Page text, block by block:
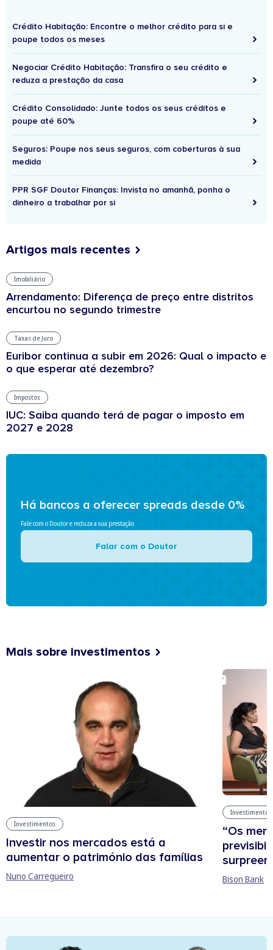
Crédito Habitação: Encontre o melhor crédito para si e
poupe todos os meses
Negociar Crédito Habitação: Transfira o seu crédito e
reduza a prestação da casa
Crédito Consolidado: Junte todos os seus créditos e
poupe até 60%
Seguros: Poupe nos seus seguros, com coberturas à sua
medida
PPR SGF Doutor Finanças: Invista no amanhã, ponha o
dinheiro a trabalhar por si
Artigos mais recentes
Imobiliário
Arrendamento: Diferença de preço entre distritos
encurtou no segundo trimestre
Taxas de Juro
Euribor continua a subir em 2026: Qual o impacto e
o que esperar até dezembro?
Impostos
IUC: Saiba quando terá de pagar o imposto em
2027 e 2028
Há bancos a oferecer spreads desde 0%
Fale com o Doutor e reduza a sua prestação
Falar com o Doutor
Mais sobre investimentos
Investimentos
Investir nos mercados está a
aumentar o património das famílias
Nuno Carregueiro
Investimentos
“Os
Bison Bank